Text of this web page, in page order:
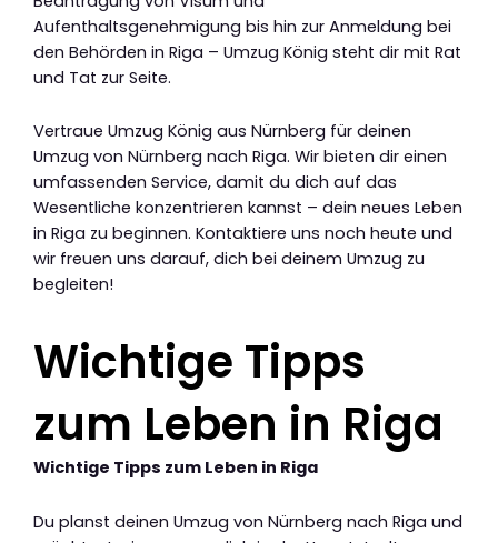
Aufenthaltsgenehmigung bis hin zur Anmeldung bei
den Behörden in Riga – Umzug König steht dir mit Rat
und Tat zur Seite.
Vertraue Umzug König aus Nürnberg für deinen
Umzug von Nürnberg nach Riga. Wir bieten dir einen
umfassenden Service, damit du dich auf das
Wesentliche konzentrieren kannst – dein neues Leben
in Riga zu beginnen. Kontaktiere uns noch heute und
wir freuen uns darauf, dich bei deinem Umzug zu
begleiten!
Wichtige Tipps
zum Leben in Riga
Wichtige Tipps zum Leben in Riga
Du planst deinen Umzug von Nürnberg nach Riga und